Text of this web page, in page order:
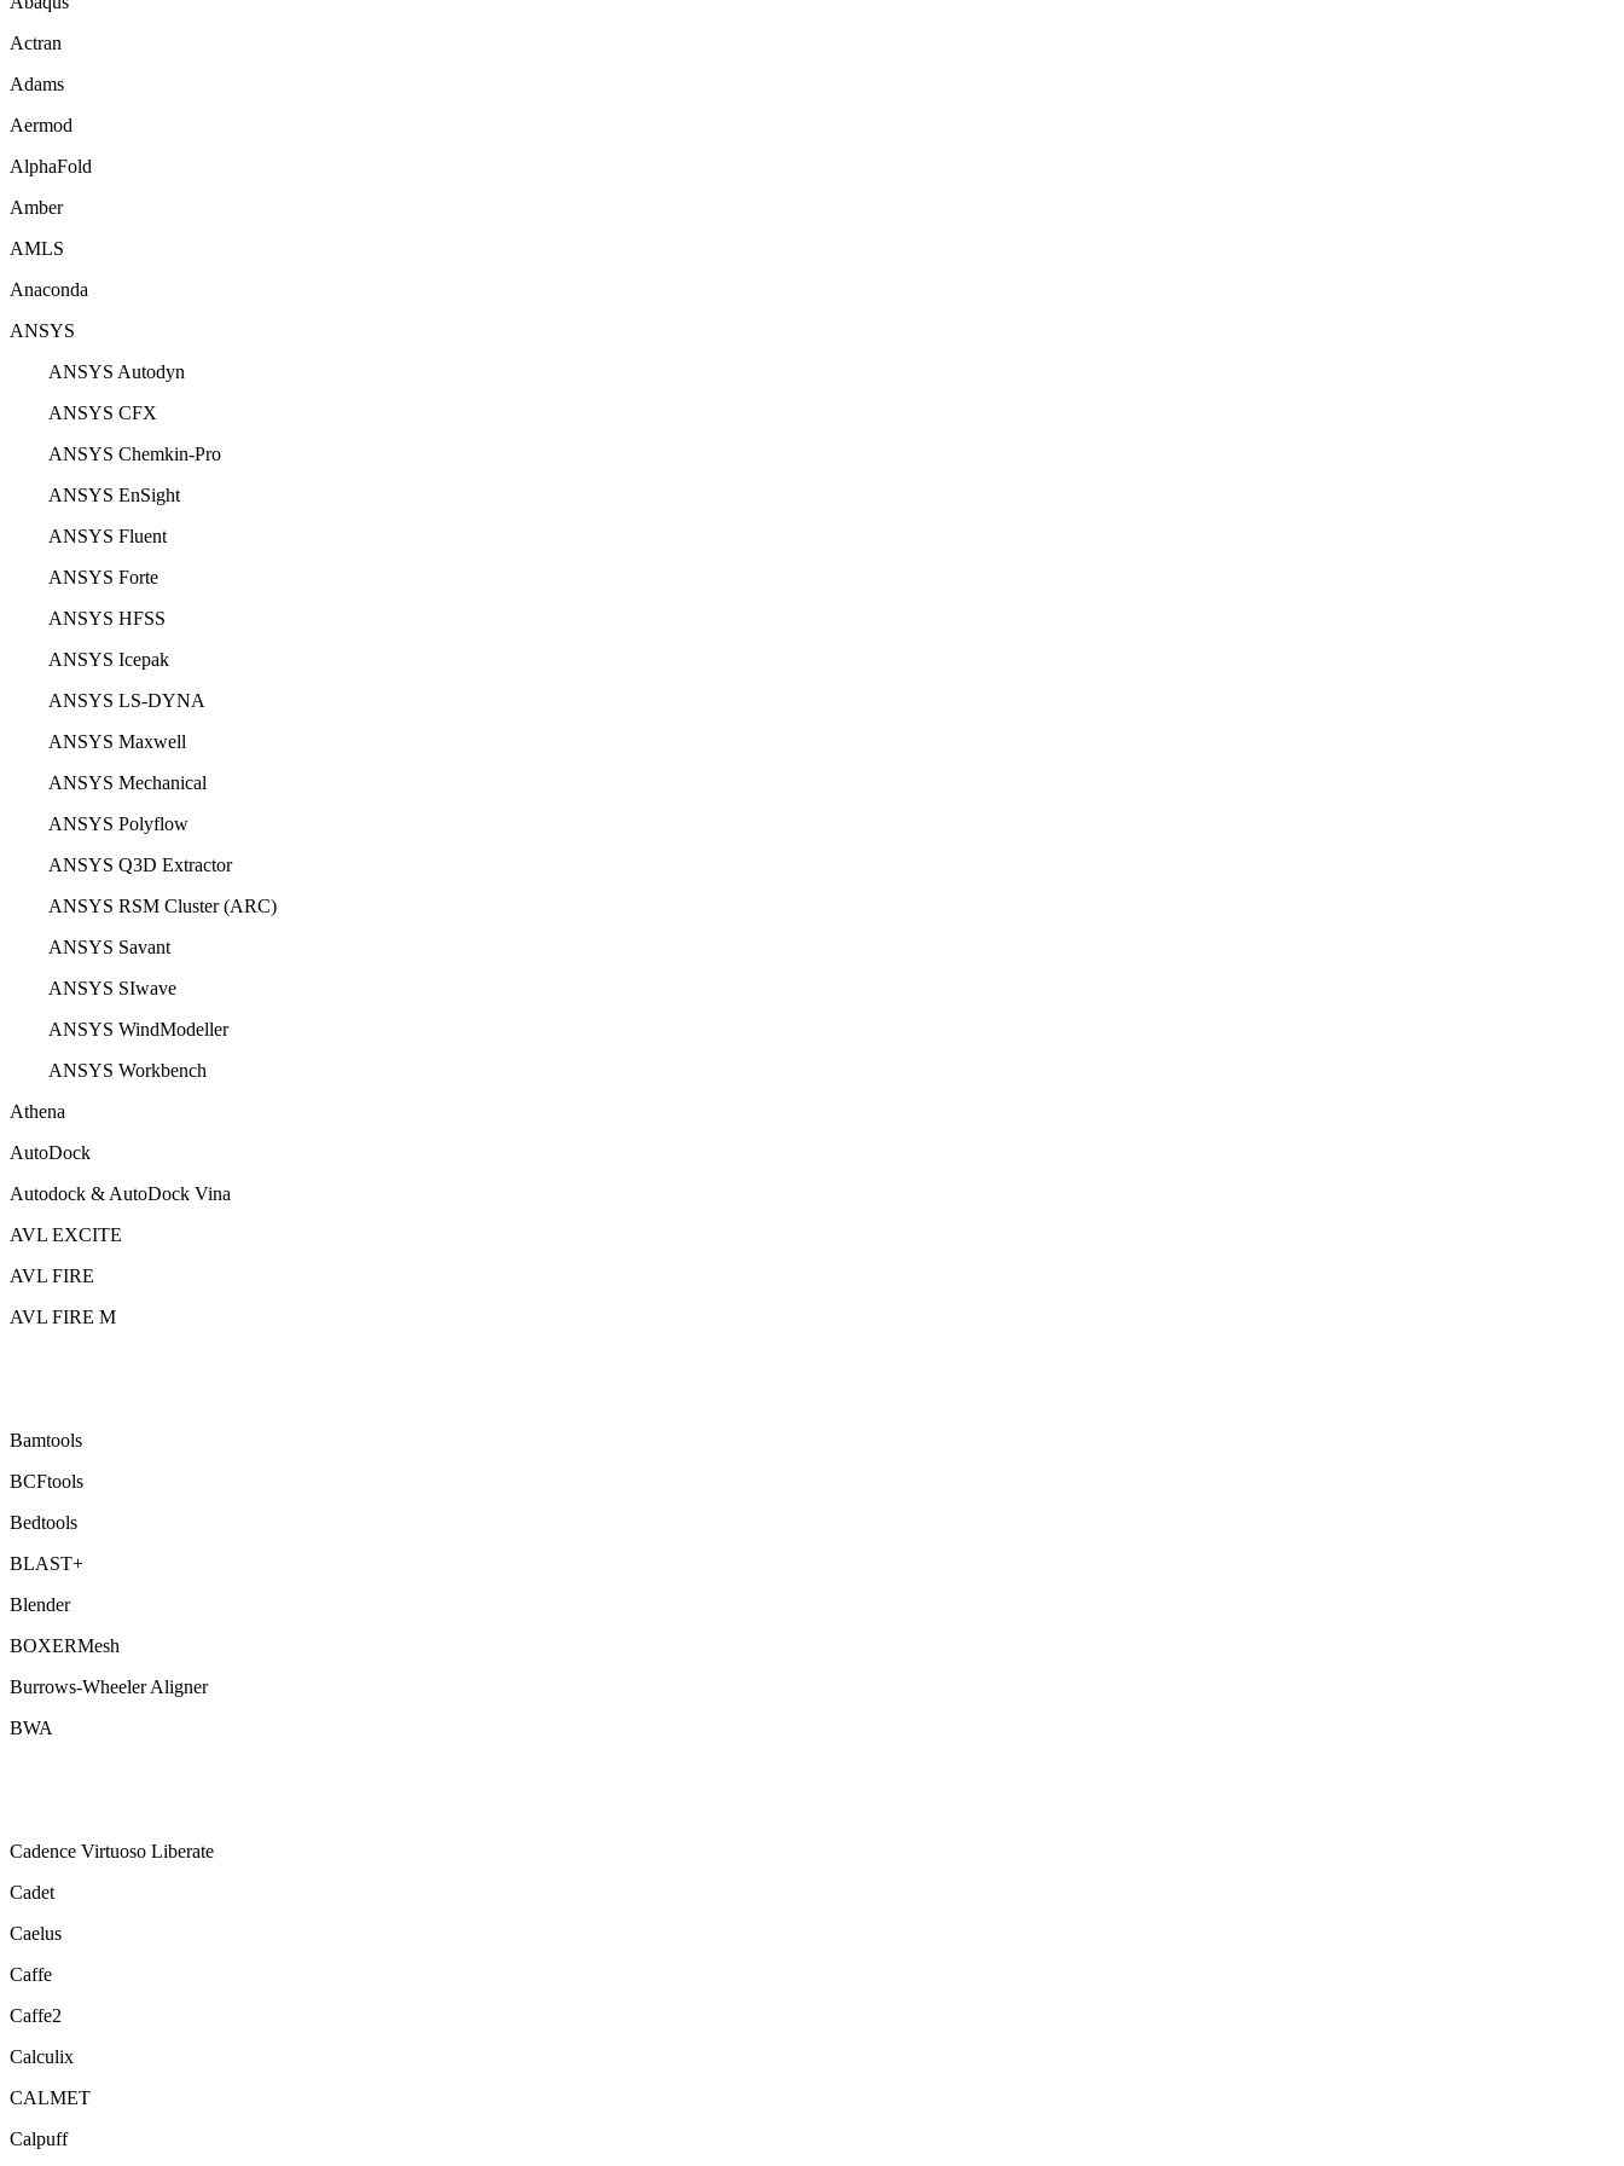
Actran
Adams
Aermod
AlphaFold
Amber
AMLS
Anaconda
ANSYS
ANSYS Autodyn
ANSYS CFX
ANSYS Chemkin-Pro
ANSYS EnSight
ANSYS Fluent
ANSYS Forte
ANSYS HFSS
ANSYS Icepak
ANSYS LS-DYNA
ANSYS Maxwell
ANSYS Mechanical
ANSYS Polyflow
ANSYS Q3D Extractor
ANSYS RSM Cluster (ARC)
ANSYS Savant
ANSYS SIwave
ANSYS WindModeller
ANSYS Workbench
Athena
AutoDock
Autodock & AutoDock Vina
AVL EXCITE
AVL FIRE
AVL FIRE M
Bamtools
BCFtools
Bedtools
BLAST+
Blender
BOXERMesh
Burrows-Wheeler Aligner
BWA
Cadence Virtuoso Liberate
Cadet
Caelus
Caffe
Caffe2
Calculix
CALMET
Calpuff